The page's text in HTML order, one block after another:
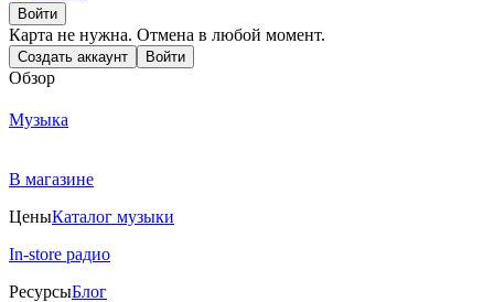
Войти
Карта не нужна. Отмена в любой момент.
Создать аккаунт Войти
Обзор
Музыка
В магазине
ЦеныКаталог музыки
In-store радио
РесурсыБлог